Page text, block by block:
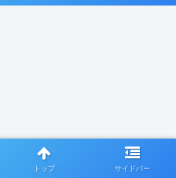
トップ サイドバー